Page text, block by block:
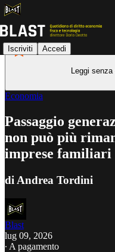
Iscriviti Accedi
Leggi
Economia
Passaggio
non può più
imprese familiari
di Andrea Tordini
Blast
lug 09, 2026
∙ A pagamento